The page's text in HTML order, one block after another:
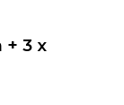
3 x